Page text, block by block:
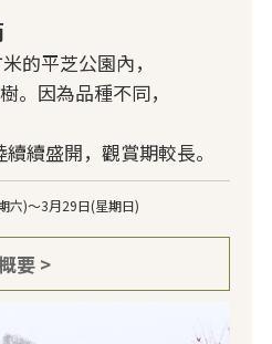
的平芝公園內，
。因為品種不同，
續盛開，觀賞期較長。
六)～3月29日(星期日)
要 >